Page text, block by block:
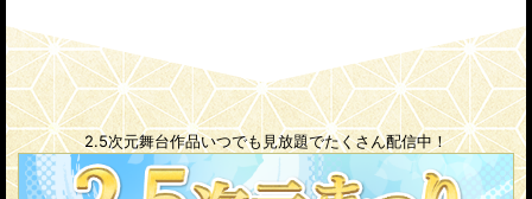
2.5次元舞台作品いつでも見放題でたくさん配信中！